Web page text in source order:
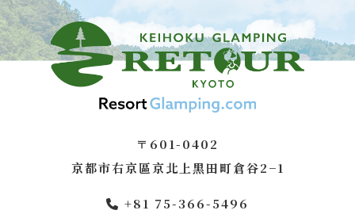
〒601-0402
京都市右京區京北上黑田町倉谷2−1
+81 75-366-5496